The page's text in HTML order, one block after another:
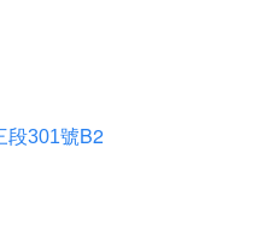
段301號B2